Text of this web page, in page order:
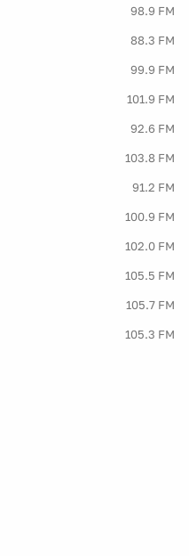
98.9 FM
88.3 FM
99.9 FM
101.9 FM
92.6 FM
103.8 FM
91.2 FM
100.9 FM
102.0 FM
105.5 FM
105.7 FM
105.3 FM